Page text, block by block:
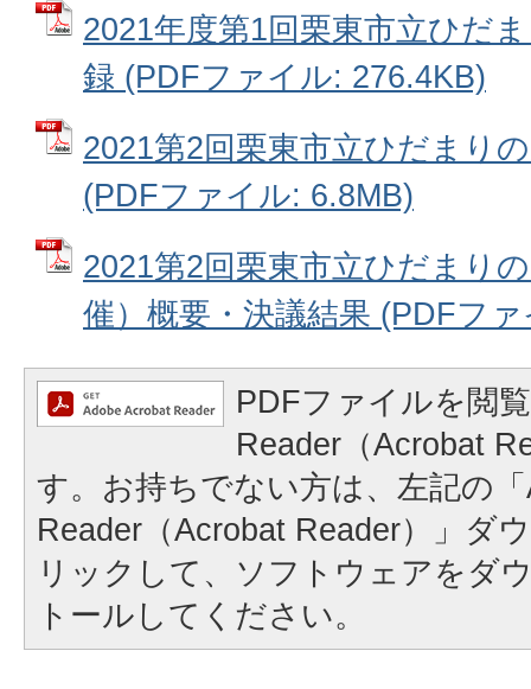
2021年度第1回栗東市立ひだ
録 (PDFファイル: 276.4KB)
2021第2回栗東市立ひだまり
(PDFファイル: 6.8MB)
2021第2回栗東市立ひだまり
催）概要・決議結果 (PDFフ
PDFファイルを閲
Reader（Acrobat
す。お持ちでない方は、左記の
Reader（Acrobat Reader）」ダ
リックして、ソフトウェアをダ
トールしてください。